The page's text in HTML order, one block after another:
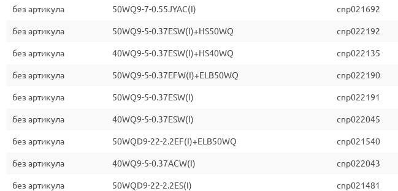
без артикула 50WQ9-7-0.55JYAC(I) cnp021692
без артикула 50WQ9-5-0.37ESW(I)+HS50WQ cnp022192
без артикула 40WQ9-5-0.37ESW(I)+HS40WQ cnp022135
без артикула 50WQ9-5-0.37EFW(I)+ELB50WQ cnp022190
без артикула 50WQ9-5-0.37ESW(I) cnp022191
без артикула 40WQ9-5-0.37ESW(I) cnp022045
без артикула 50WQD9-22-2.2EF(I)+ELB50WQ cnp021540
без артикула 40WQ9-5-0.37ACW(I) cnp022043
без артикула 50WQD9-22-2.2ES(I) cnp021481